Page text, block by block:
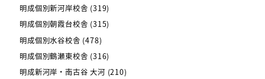
明成個別新河岸校舎 (319)
明成個別朝霞台校舎 (315)
明成個別水谷校舎 (478)
明成個別鶴瀬東校舎 (316)
明成新河岸・南古谷 大河 (210)